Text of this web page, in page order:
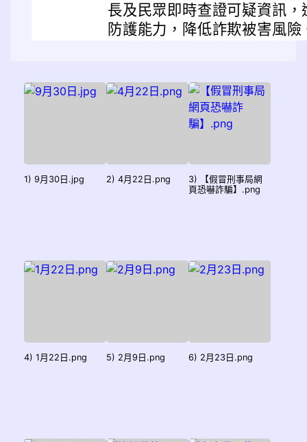
長及民眾即時查證可疑資訊
防護能力，降低詐欺被害風險
1) 9月30日.jpg 2) 4月22日.png
3) 【假冒刑事局網
頁恐嚇詐騙】.png
4) 1月22日.png 5) 2月9日.png 6) 2月23日.png